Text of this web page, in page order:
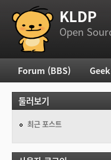
부 메뉴 KLDP
Open
주 메뉴
Forum (BBS)
둘러보기
최근 포스트